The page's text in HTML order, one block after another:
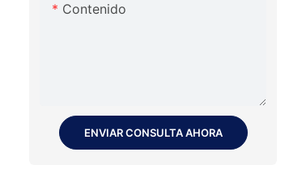
Contenido
ENVIAR CONSULTA AHORA